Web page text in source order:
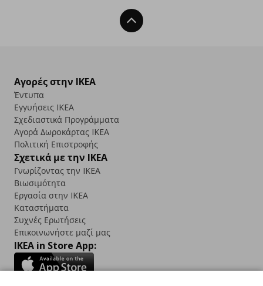
Back To Top
Αγορές στην IKEA
Έντυπα
Εγγυήσεις IKEA
Σχεδιαστικά Προγράμματα
Αγορά Δωρoκάρτας IKEA
Πολιτική Επιστροφής
Σχετικά με την IKEA
Γνωρίζοντας την IKEA
Βιωσιμότητα
Εργασία στην IKEA
Καταστήματα
Συχνές Ερωτήσεις
Επικοινωνήστε μαζί μας
IKEA in Store App: